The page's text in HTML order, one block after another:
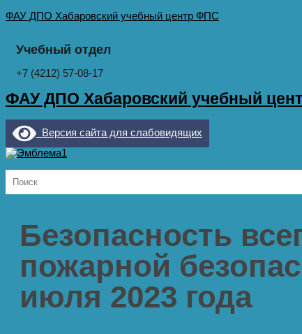
ФАУ ДПО Хабаровский учебный центр ФПС
Учебный отдел
+7 (4212) 57-08-17
ФАУ ДПО Хабаровский учебный
Версия сайта для слабовидящих
Безопасность
пожарной
июля 2023 года